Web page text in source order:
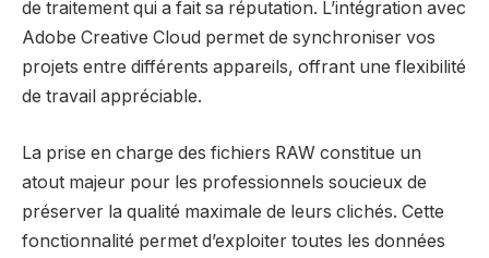
de traitement qui a fait sa réputation. L’intégration avec
Adobe Creative Cloud permet de synchroniser vos
projets entre différents appareils, offrant une flexibilité
de travail appréciable.
La prise en charge des fichiers RAW constitue un
atout majeur pour les professionnels soucieux de
préserver la qualité maximale de leurs clichés. Cette
fonctionnalité permet d’exploiter toutes les données